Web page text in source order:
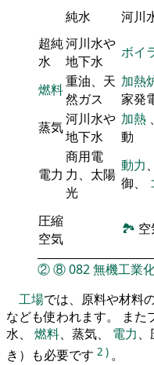
純水
河川
超純
水
河川水や
地下水
ボイ
燃料重油、天
然ガス
加熱
家発
蒸気河川水や
地下水
加熱
動
電力
商用電
力、太陽
光
動力
御、
圧縮
空気
🏞
②⑧082無機工業
工場では、原料や材料
なども使われます。 また
水、 燃料、蒸気、 電力
き）も必要です 2 ) 。